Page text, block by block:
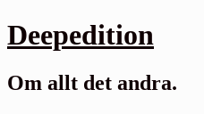
Gå
till
Deepedition
Om allt det andra.